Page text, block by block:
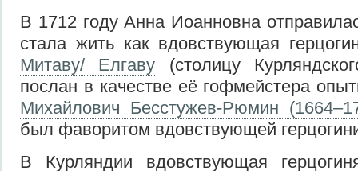
В 1712 году Анна Иоанновна
стала жить как вдовствующая
Митаву/ Елгаву (столицу
послан в качестве её гофмейстера
Михайлович Бесстужев-Рюмин
был фаворитом вдовствующей
В Курляндии вдовствующая